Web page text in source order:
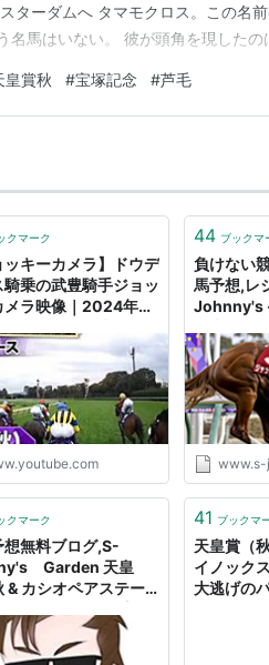
ターダムへ タマモクロス。この名
名馬はいない。 彼が頭角を現したの
という印象のまま、3歳（旧4歳）シ
とき突然…
皇賞秋 #宝塚記念 #芦毛
クマーク
ッキーカメラ】ドウデ
騎乗の武豊騎手ジョッ
メラ映像｜2024年天
44 ブックマ
負けない
馬予想,レ
Johnny's
ス - S-
www.s-
クマーク
想無料ブログ,S-
Garden 天皇
& カシオペアステー
Garden
41 ブックマ
天皇賞（
イノック
大逃げの